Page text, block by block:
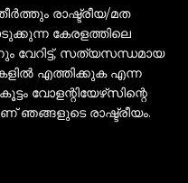
രാഷ്ട്രീയ/മത
കേരളത്തിലെ
വേറിട്ട്, സത്യസന്ധമായ
എത്തിക്കുക എന്ന
വോളന്റിയേഴ്‌സിന്റെ
ഞങ്ങളുടെ രാഷ്ട്രീയം.